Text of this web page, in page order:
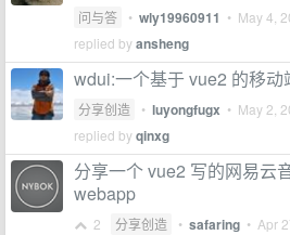
问与答 • wly19960911 • May 4,
replied byansheng
wdui:一个基于 vue2 的移动
分享创造 • luyongfugx • May 2,
replied byqinxg
分享一个 vue2 写的网易云
webapp
2 分享创造 • safaring • Apr